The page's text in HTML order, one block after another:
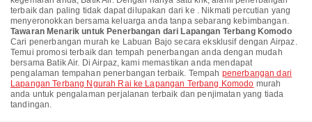
terbaik dan paling tidak dapat dilupakan dari ke . Nikmati percutian yang
menyeronokkan bersama keluarga anda tanpa sebarang kebimbangan.
Tawaran Menarik untuk Penerbangan dari Lapangan Terbang Komodo
Cari penerbangan murah ke Labuan Bajo secara eksklusif dengan Airpaz.
Temui promosi terbaik dan tempah penerbangan anda dengan mudah
bersama Batik Air. Di Airpaz, kami memastikan anda mendapat
pengalaman tempahan penerbangan terbaik. Tempah penerbangan dari
Lapangan Terbang Ngurah Rai ke Lapangan Terbang Komodo murah
anda untuk pengalaman perjalanan terbaik dan penjimatan yang tiada
tandingan.